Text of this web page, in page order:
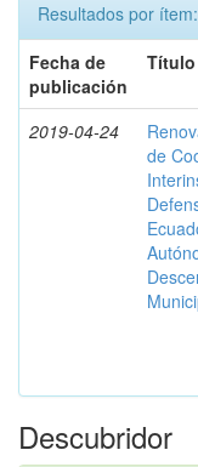
Resultados por ítem:
Fecha de
publicación
Título
2019-04-24
de
Descubridor